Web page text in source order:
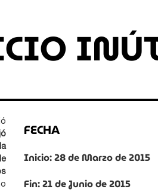
FECHA
Inicio: 28 de Marzo de 2015
Fin: 21 de Junio de 2015